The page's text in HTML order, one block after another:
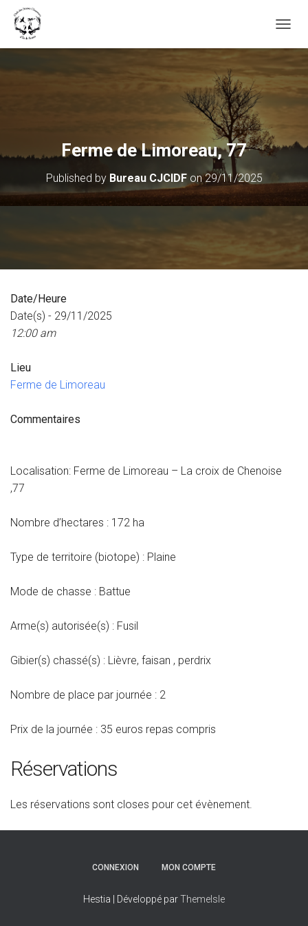
Ferme de Limoreau, 77
Published by Bureau CJCIDFon29/11/2025
Date/Heure
Date(s) - 29/11/2025
12:00 am
Lieu
Ferme de Limoreau
Commentaires
Localisation: Ferme de Limoreau – La croix de Chenoise
,77
Nombre d’hectares : 172 ha
Type de territoire (biotope) : Plaine
Mode de chasse : Battue
Arme(s) autorisée(s) : Fusil
Gibier(s) chassé(s) : Lièvre, faisan , perdrix
Nombre de place par journée : 2
Prix de la journée : 35 euros repas compris
Réservations
Les réservations sont closes pour cet évènement.
CONNEXION MON COMPTE
Hestia | Développé parThemeIsle